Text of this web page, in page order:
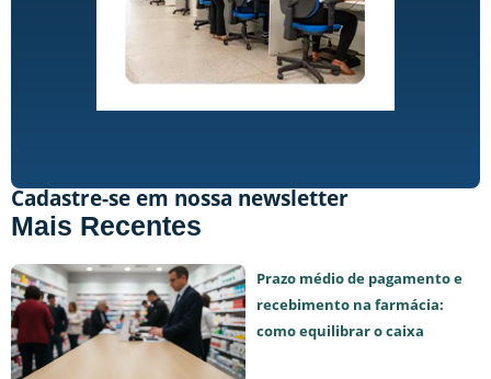
Cadastre-se em nossa newsletter
Mais Recentes
Prazo médio de pagamento e
recebimento na farmácia:
como equilibrar o caixa